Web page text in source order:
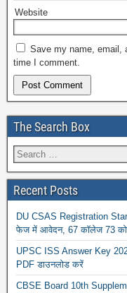
Website
Save my name, email,
time I comment.
The Search Box
Recent Posts
DU CSAS Registration
फेज में आवेदन, 67 कॉलेज 73
UPSC ISS Answer Key 2026
PDF डाउनलोड करें
CBSE Board 10th